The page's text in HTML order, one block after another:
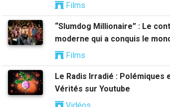
Films
“Slumdog Millionaire” : Le
moderne qui a conquis le
Films
Le Radis Irradié : Polémiques
Vérités sur Youtube